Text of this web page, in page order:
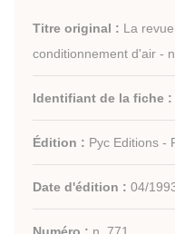
Titre original : La
conditionnement d'air -
Identifiant de la fiche :
Édition : Pyc Editions -
Date d'édition : 04/